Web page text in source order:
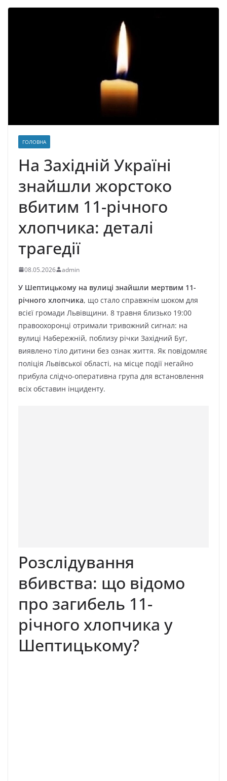
ГОЛОВНА
На 3ахідній Україні
знайшли жорстоко
вбитим 11-річного
хлопчика: деталі
трагедії
08.05.2026 admin
У Шептицькому на вулиці знайшли мертвим 11-
річного хлопчика, що стало справжнім шоком для
всієї громади Львівщини. 8 травня близько 19:00
правоохоронці отримали тривожний сигнал: на
вулиці Набережній, поблизу річки Західний Буг,
виявлено тіло дитини без ознак життя. Як повідомляє
поліція Львівської області, на місце події негайно
прибула слідчо-оперативна група для встановлення
всіх обставин інциденту.
Розслідування
вбивства: що відомо
про загибель 11-
річного хлопчика у
Шептицькому?